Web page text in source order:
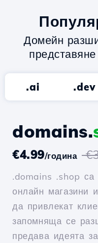
Домейн
.ai .dev
domains.
€4.99/година
.domains .shop са
онлайн магазини
да привлекат
запомняща се
предава идеята